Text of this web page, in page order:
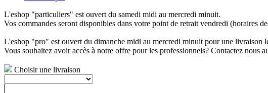
L'eshop "particuliers" est ouvert du samedi midi au mercredi minuit.
Vos commandes seront disponibles dans votre point de retrait vendredi (horaires
L'eshop "pro" est ouvert du dimanche midi au mercredi minuit pour une livraison
Vous souhaitez avoir accès à notre offre pour les professionnels? Contactez nous
Choisir une livraison